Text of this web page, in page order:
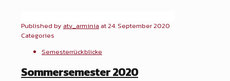
Published by atv_arminia at24. September 2020
Categories
Semesterrückblicke
Sommersemester 2020